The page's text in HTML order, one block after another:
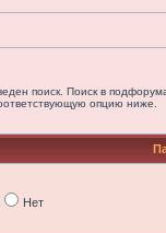
поиск. Поиск в
опцию ниже.
Нет